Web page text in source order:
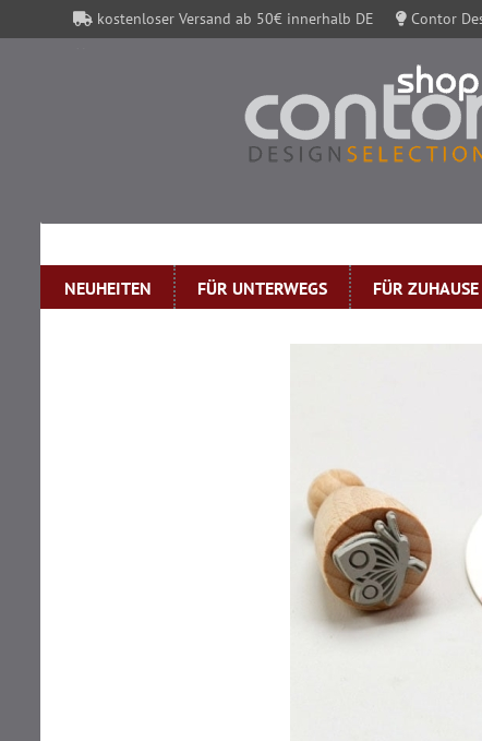
kostenloser Versand ab 50€ innerhalb DE Contor
NEUHEITEN FÜR UNTERWEGS FÜR ZUHAUSE
» Perlenfischer Stempel Sommer: SCHMETTERLING klein